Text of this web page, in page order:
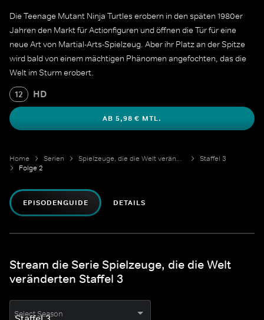
Die Teenage Mutant Ninja Turtles erobern in den späten 1980er
Jahren den Markt für Actionfiguren und öffnen die Tür für eine
neue Art von Martial-Arts-Spielzeug. Aber ihr Platz an der Spitze
wird bald von einem mächtigen Phänomen angefochten, das die
Welt im Sturm erobert.
12 HD
AB 5,98 € MTL.
Home Serien Spielzeuge, die die Welt veränderten
Staffel 3
Folge 2
EPISODENGUIDE DETAILS
Stream die Serie Spielzeuge, die die Welt
veränderten Staffel 3
Select Season